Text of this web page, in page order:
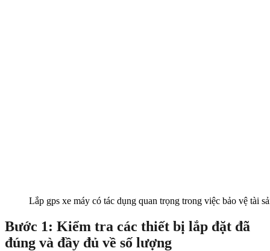
Lắp gps xe máy có tác dụng quan trọng trong việc bảo vệ tài
Bước 1: Kiểm tra các thiết bị lắp đặt đã
đúng và đầy đủ về số lượng